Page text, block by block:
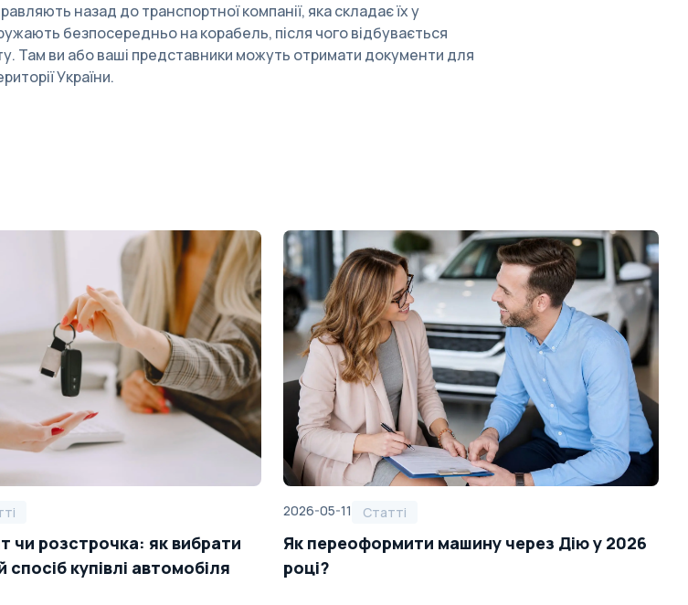
назад до транспортної компанії, яка складає їх у
безпосередньо на корабель, після чого відбувається
Там ви або ваші представники можуть отримати документи для
України.
чи розстрочка: як вибрати
спосіб купівлі автомобіля
2026-05-11 Статті
Як переоформити машину через Дію у 2026
році?